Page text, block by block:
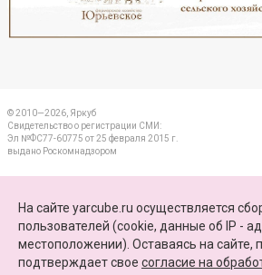
© 2010—2026, Яркуб
Свидетельство о регистрации СМИ:
Эл №ФС77-60775 от 25 февраля 2015 г.
выдано Роскомнадзором
ПАРТНЕРЫ
КАРТА САЙТА
На сайте yarcube.ru осуществляется
пользователей (cookie, данные об IP -
местоположении). Оставаясь на сайте,
подтверждает свое согласие на